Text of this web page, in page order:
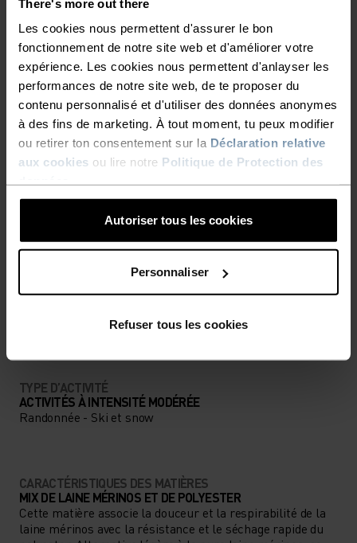
There's more out there
Les cookies nous permettent d'assurer le bon
fonctionnement de notre site web et d'améliorer votre
expérience. Les cookies nous permettent d'anlayser les
performances de notre site web, de te proposer du
contenu personnalisé et d'utiliser des données anonymes
à des fins de marketing. À tout moment, tu peux modifier
ou retirer ton consentement sur la Déclaration relative
aux cookies ou lire notre Politique de Protection des
Autoriser tous les cookies
Personnaliser
Refuser tous les cookies
pouces et une capuche ajustée.Robustesse et
chaleur pour tes prochaines aventures en
montagne.
EN PARFAITE HARMONIE
Des vêtements confortables et polyvalents qui
MODÉRÉ
TYPE D’ACTIVITÉ
ACTIVITÉS À INTENSITÉ MODÉRÉE
Randonnée - Ski et snow
CARACTÉRISTIQUES DES MATIÈRES
MIX DE LAINE MÉRINOS ET DE POLYESTER
Cette matière associe la douceur et la respirabilité de la
laine mérinos avec la résistance et le séchage rapide du